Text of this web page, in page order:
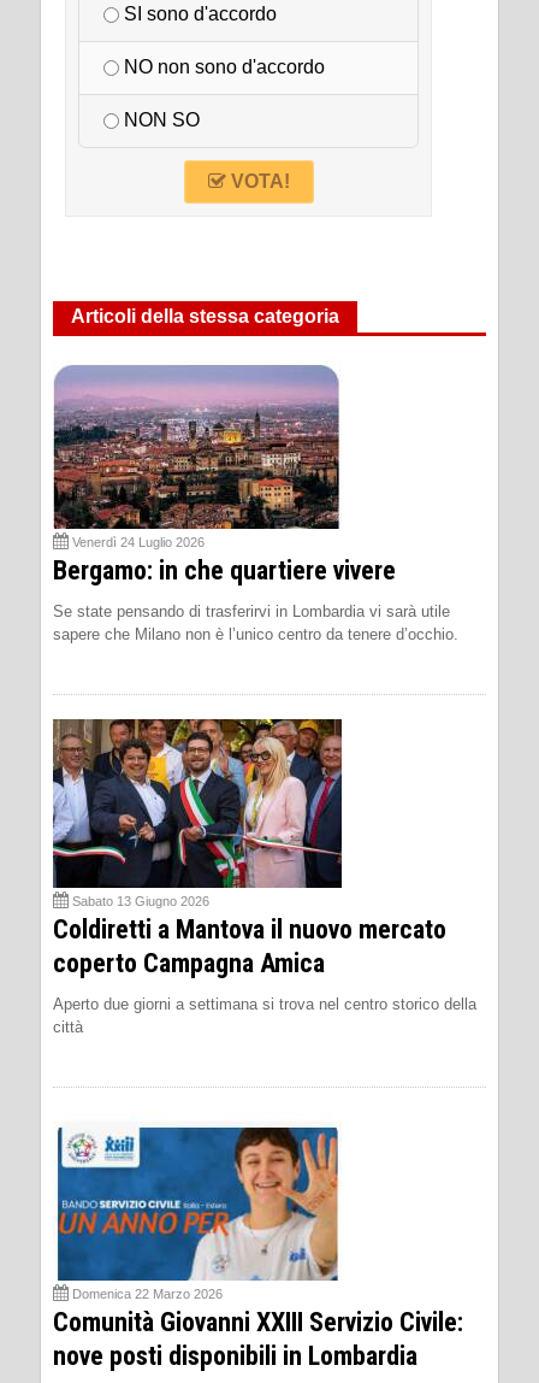
SI sono d'accordo
NO non sono d'accordo
NON SO
VOTA!
Articoli della stessa categoria
Venerdì 24 Luglio 2026
Bergamo: in che quartiere vivere
Se state pensando di trasferirvi in Lombardia vi sarà utile
sapere che Milano non è l’unico centro da tenere d’occhio.
Sabato 13 Giugno 2026
Coldiretti a Mantova il nuovo mercato
coperto Campagna Amica
Aperto due giorni a settimana si trova nel centro storico della
città
Domenica 22 Marzo 2026
Comunità Giovanni XXIII Servizio Civile:
nove posti disponibili in Lombardia